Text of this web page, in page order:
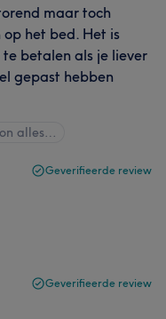
maar toch
het bed. Het is
betalen als je liever
gepast hebben
alles…
Geverifieerde review
Geverifieerde review